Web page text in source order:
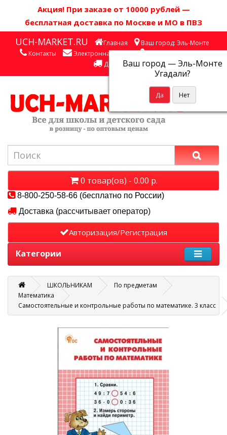
Акция! При заказе от 10000 рублей —
бесплатная доставка по Москве и МО в ПВЗ
UCH-MARKET.RU Главная Ваш город: Эль-Монте
Ваш город —Эль-Монте
Угадали?
Контакты Электронная почта
Личный кабинет
Доставка
0 товар(ов) - 0.00 р.
8-800-250-58-66 (бесплатно по России)
Доставка (рассчитывает оператор)
Авторизация/Регистрация
Категории
ШКОЛЬНИКАМ
По предметам
Математика
Самостоятельные и контрольные работы по математике. 3 класс